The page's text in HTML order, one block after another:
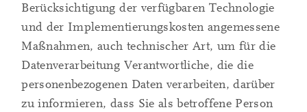
Berücksichtigung der verfügbaren Technologie
und der Implementierungskosten angemessene
Maßnahmen, auch technischer Art, um für die
Datenverarbeitung Verantwortliche, die die
personenbezogenen Daten verarbeiten, darüber
zu informieren, dass Sie als betroffene Person